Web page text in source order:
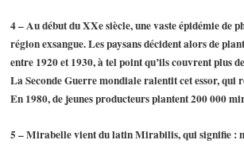
4 – Au début du XXe siècle, une vaste épidémie
région exsangue. Les paysans décident alors de
entre 1920 et 1930, à tel point qu’ils couvrent plus
La Seconde Guerre mondiale ralentit cet essor, qui
En 1980, de jeunes producteurs plantent 200 000
5 –Mirabellevient du latinMirabilis, qui signifie :